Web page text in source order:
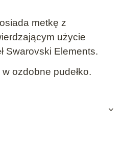
metkę z
użycie
Swarovski Elements.
ozdobne pudełko.